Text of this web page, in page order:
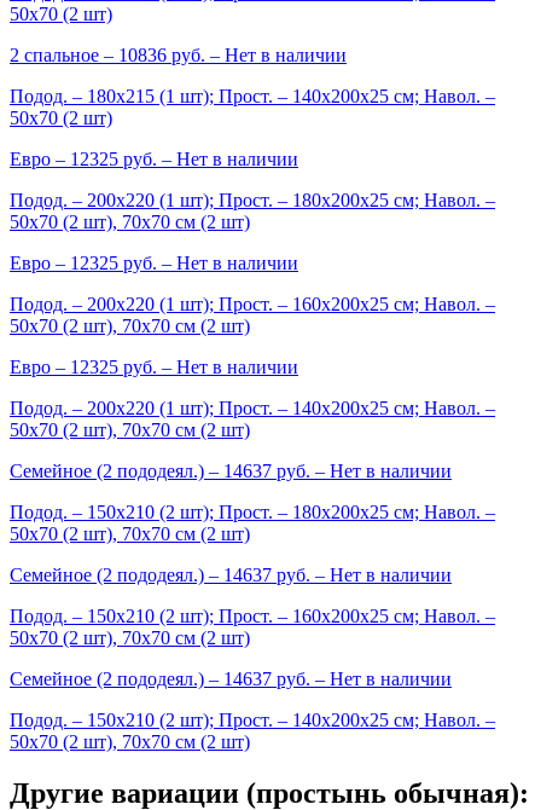
50х70 (2 шт)
2 спальное – 10836 руб. – Нет в наличии
Подод. – 180х215 (1 шт); Прост. – 140х200х25 см; Навол. –
50х70 (2 шт)
Евро – 12325 руб. – Нет в наличии
Подод. – 200х220 (1 шт); Прост. – 180х200х25 см; Навол. –
50х70 (2 шт), 70х70 см (2 шт)
Евро – 12325 руб. – Нет в наличии
Подод. – 200х220 (1 шт); Прост. – 160х200х25 см; Навол. –
50х70 (2 шт), 70х70 см (2 шт)
Евро – 12325 руб. – Нет в наличии
Подод. – 200х220 (1 шт); Прост. – 140х200х25 см; Навол. –
50х70 (2 шт), 70х70 см (2 шт)
Семейное (2 пододеял.) – 14637 руб. – Нет в наличии
Подод. – 150х210 (2 шт); Прост. – 180х200х25 см; Навол. –
50х70 (2 шт), 70х70 см (2 шт)
Семейное (2 пододеял.) – 14637 руб. – Нет в наличии
Подод. – 150х210 (2 шт); Прост. – 160х200х25 см; Навол. –
50х70 (2 шт), 70х70 см (2 шт)
Семейное (2 пододеял.) – 14637 руб. – Нет в наличии
Подод. – 150х210 (2 шт); Прост. – 140х200х25 см; Навол. –
50х70 (2 шт), 70х70 см (2 шт)
Другие вариации (простынь обычная):